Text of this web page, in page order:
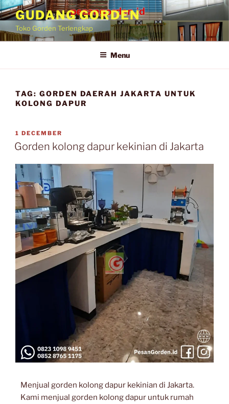
GUDANG GORDEN
Toko Gorden Terlengkap
Menu
TAG: GORDEN DAERAH JAKARTA UNTUK
KOLONG DAPUR
1 DECEMBER
Gorden kolong dapur kekinian di Jakarta
Menjual gorden kolong dapur kekinian di Jakarta.
Kami menjual gorden kolong dapur untuk rumah